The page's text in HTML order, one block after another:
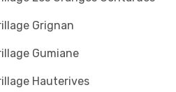
Grignan
Gumiane
Hauterives